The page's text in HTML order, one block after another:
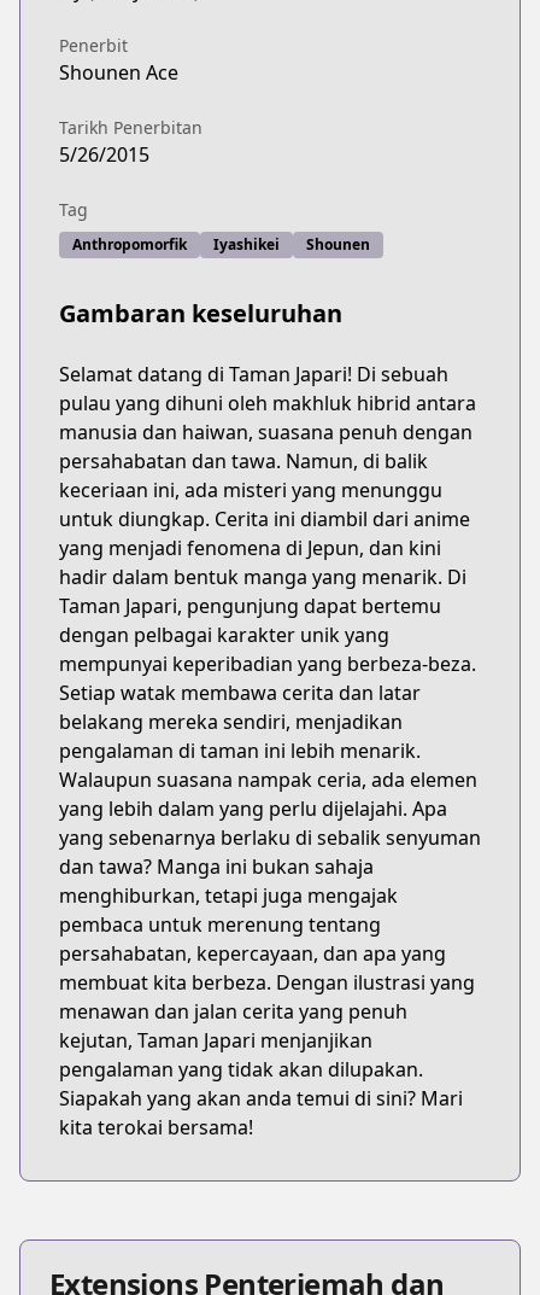
Penerbit
Shounen Ace
Tarikh Penerbitan
5/26/2015
Tag
Anthropomorfik Iyashikei Shounen
Gambaran keseluruhan
Selamat datang di Taman Japari! Di sebuah
pulau yang dihuni oleh makhluk hibrid antara
manusia dan haiwan, suasana penuh dengan
persahabatan dan tawa. Namun, di balik
keceriaan ini, ada misteri yang menunggu
untuk diungkap. Cerita ini diambil dari anime
yang menjadi fenomena di Jepun, dan kini
hadir dalam bentuk manga yang menarik. Di
Taman Japari, pengunjung dapat bertemu
dengan pelbagai karakter unik yang
mempunyai keperibadian yang berbeza-beza.
Setiap watak membawa cerita dan latar
belakang mereka sendiri, menjadikan
pengalaman di taman ini lebih menarik.
Walaupun suasana nampak ceria, ada elemen
yang lebih dalam yang perlu dijelajahi. Apa
yang sebenarnya berlaku di sebalik senyuman
dan tawa? Manga ini bukan sahaja
menghiburkan, tetapi juga mengajak
pembaca untuk merenung tentang
persahabatan, kepercayaan, dan apa yang
membuat kita berbeza. Dengan ilustrasi yang
menawan dan jalan cerita yang penuh
kejutan, Taman Japari menjanjikan
pengalaman yang tidak akan dilupakan.
Siapakah yang akan anda temui di sini? Mari
kita terokai bersama!
Extensions Penterjemah dan